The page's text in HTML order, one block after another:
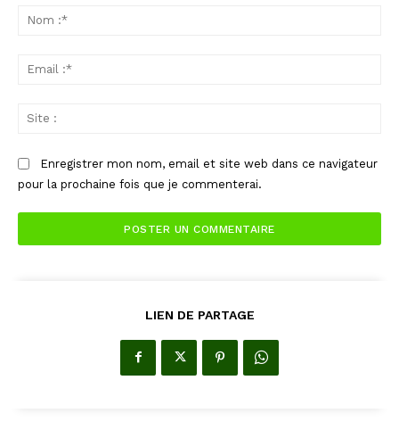
Enregistrer mon nom, email et site web dans ce navigateur
pour la prochaine fois que je commenterai.
LIEN DE PARTAGE